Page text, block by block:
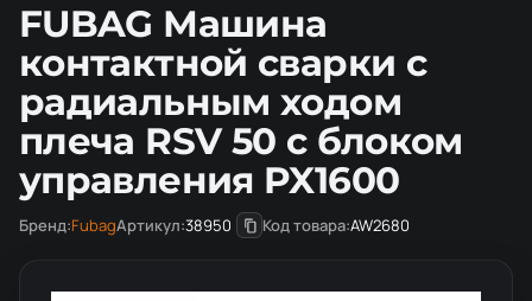
FUBAG Машина
контактной сварки c
радиальным ходом
плеча RSV 50 с блоком
управления PX1600
Бренд:FubagАртикул:38950 Код товара:AW2680